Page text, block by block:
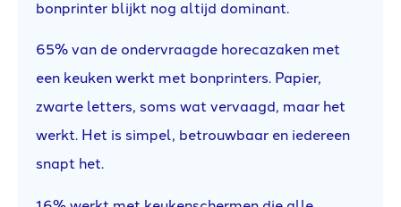
bonprinter blijkt nog altijd dominant.
65% van de ondervraagde horecazaken met
een keuken werkt met bonprinters. Papier,
zwarte letters, soms wat vervaagd, maar het
werkt. Het is simpel, betrouwbaar en iedereen
snapt het.